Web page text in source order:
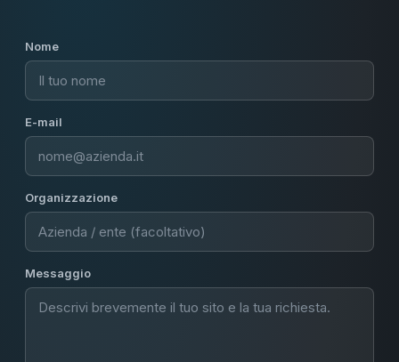
Nome
E-mail
Organizzazione
Messaggio